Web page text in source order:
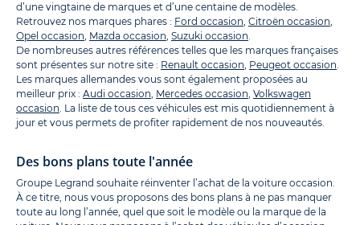
d’une vingtaine de marques et d’une centaine de modèles.
Retrouvez nos marques phares : Ford occasion, Citroën occasion,
Opel occasion, Mazda occasion, Suzuki occasion.
De nombreuses autres références telles que les marques françaises
sont présentes sur notre site : Renault occasion, Peugeot occasion.
Les marques allemandes vous sont également proposées au
meilleur prix : Audi occasion, Mercedes occasion, Volkswagen
occasion. La liste de tous ces véhicules est mis quotidiennement à
jour et vous permets de profiter rapidement de nos nouveautés.
Des bons plans toute l'année
Groupe Legrand souhaite réinventer l’achat de la voiture occasion.
À ce titre, nous vous proposons des bons plans à ne pas manquer
toute au long l’année, quel que soit le modèle ou la marque de la